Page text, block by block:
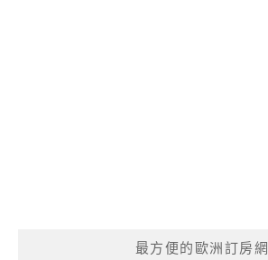
最方便的歐洲訂房網